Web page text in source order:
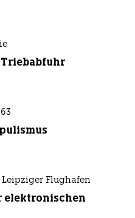
Flughafen
elektronischen